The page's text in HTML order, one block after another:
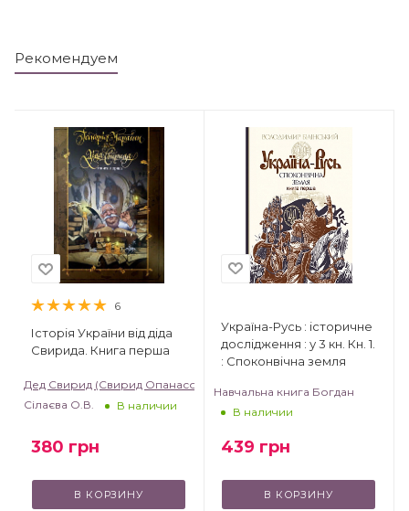
Рекомендуем
6
Історія України від діда
Свирида. Книга перша
Дед Свирид (Свирид Опанасович)
Сілаєва О.В.
В наличии
380 грн
В КОРЗИНУ
Україна-Русь : історичне
дослідження : у 3 кн. Кн. 1.
: Споконвічна земля
Навчальна книга Богдан
В наличии
439 грн
В КОРЗИНУ